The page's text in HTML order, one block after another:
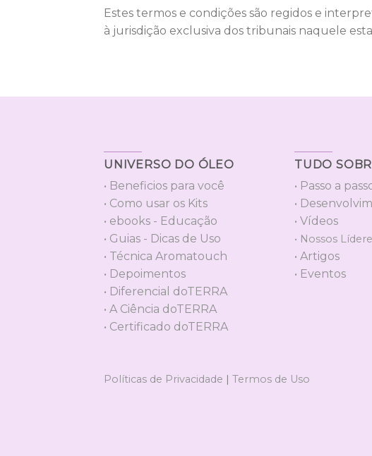
Estes termos e condições são regidos e
à jurisdição exclusiva dos tribunais naquele
UNIVERSO DO ÓLEO
• Beneficios para você
• Como usar os Kits
• ebooks - Educação
• Guias - Dicas de Uso
• Técnica Aromatouch
• Depoimentos
• Diferencial doTERRA
• A Ciência doTERRA
• Certificado doTERRA
TUDO
• Passo a
•
• Vídeos
• Nossos
• Artigos
• Eventos
Políticas de Privacidade | Termos de Uso